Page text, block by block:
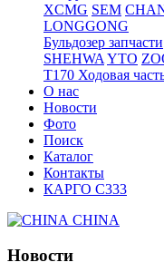
XCMG SEM
LONGGONG
Бульдозер запчасти
SHEHWA YTO
T170 Ходовая
О нас
Новости
Фото
Поиск
Каталог
Контакты
КАРГО С333
CHINA
Новости